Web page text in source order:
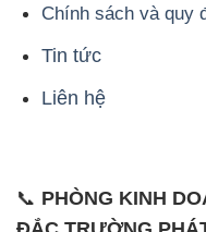
📞
PHÒNG KINH
ĐẮC TRƯỜNG PHÁT
- 028.3756.1835 -